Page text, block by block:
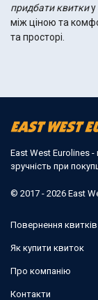
придбати квиткиу
між ціною та
та просторі.
East West Eurolines -
зручність при
© 2017 - 2026 East
Повернення квитків
Як купити квиток
Про компанію
Контакти